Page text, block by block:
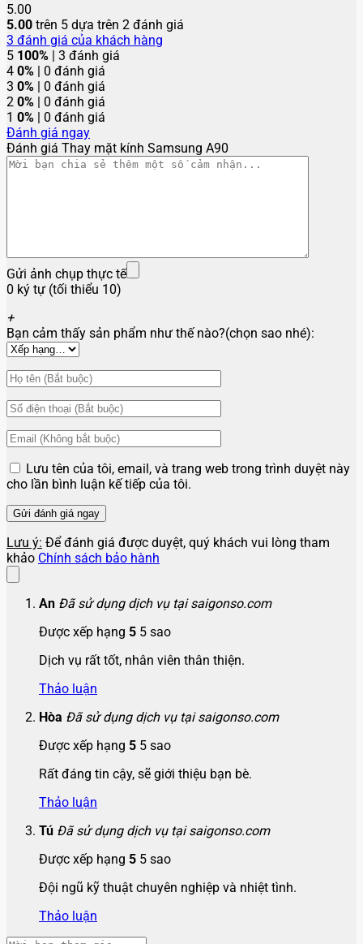
5.00
5.00 trên 5 dựa trên 2 đánh giá
3 đánh giá của khách hàng
5 100% | 3 đánh giá
4 0% | 0 đánh giá
3 0% | 0 đánh giá
2 0% | 0 đánh giá
1 0% | 0 đánh giá
Đánh giá ngay
Đánh giá Thay mặt kính Samsung A90
Gửi ảnh chụp thực tế
0 ký tự (tối thiểu 10)
+
Bạn cảm thấy sản phẩm như thế nào?(chọn sao nhé):
Lưu tên của tôi, email, và trang web trong trình duyệt này
cho lần bình luận kế tiếp của tôi.
Lưu ý: Để đánh giá được duyệt, quý khách vui lòng tham
khảo Chính sách bảo hành
An Đã sử dụng dịch vụ tại saigonso.com
Được xếp hạng 5 5 sao
Dịch vụ rất tốt, nhân viên thân thiện.
Thảo luận
Hòa Đã sử dụng dịch vụ tại saigonso.com
Được xếp hạng 5 5 sao
Rất đáng tin cậy, sẽ giới thiệu bạn bè.
Thảo luận
Tú Đã sử dụng dịch vụ tại saigonso.com
Được xếp hạng 5 5 sao
Đội ngũ kỹ thuật chuyên nghiệp và nhiệt tình.
Thảo luận